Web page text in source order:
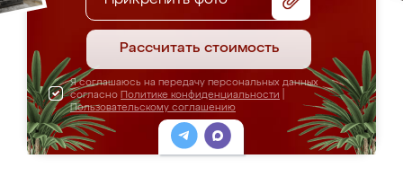
Рассчитать стоимость
Я соглашаюсь на передачу персональных данных
согласно Политике конфиденциальности
Пользовательскому соглашению